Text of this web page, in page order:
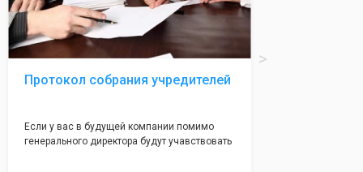
Протокол собрания учредителей
Если у вас в будущей компании помимо
генерального директора будут учавствовать